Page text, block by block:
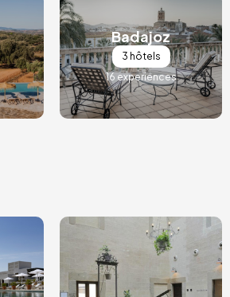
Image
Badajoz
3 hôtels
16 experiences
Image